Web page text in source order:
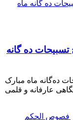
ده‌ گانه
ده‌گانه ماه مبارک
عارفانه و قلمی